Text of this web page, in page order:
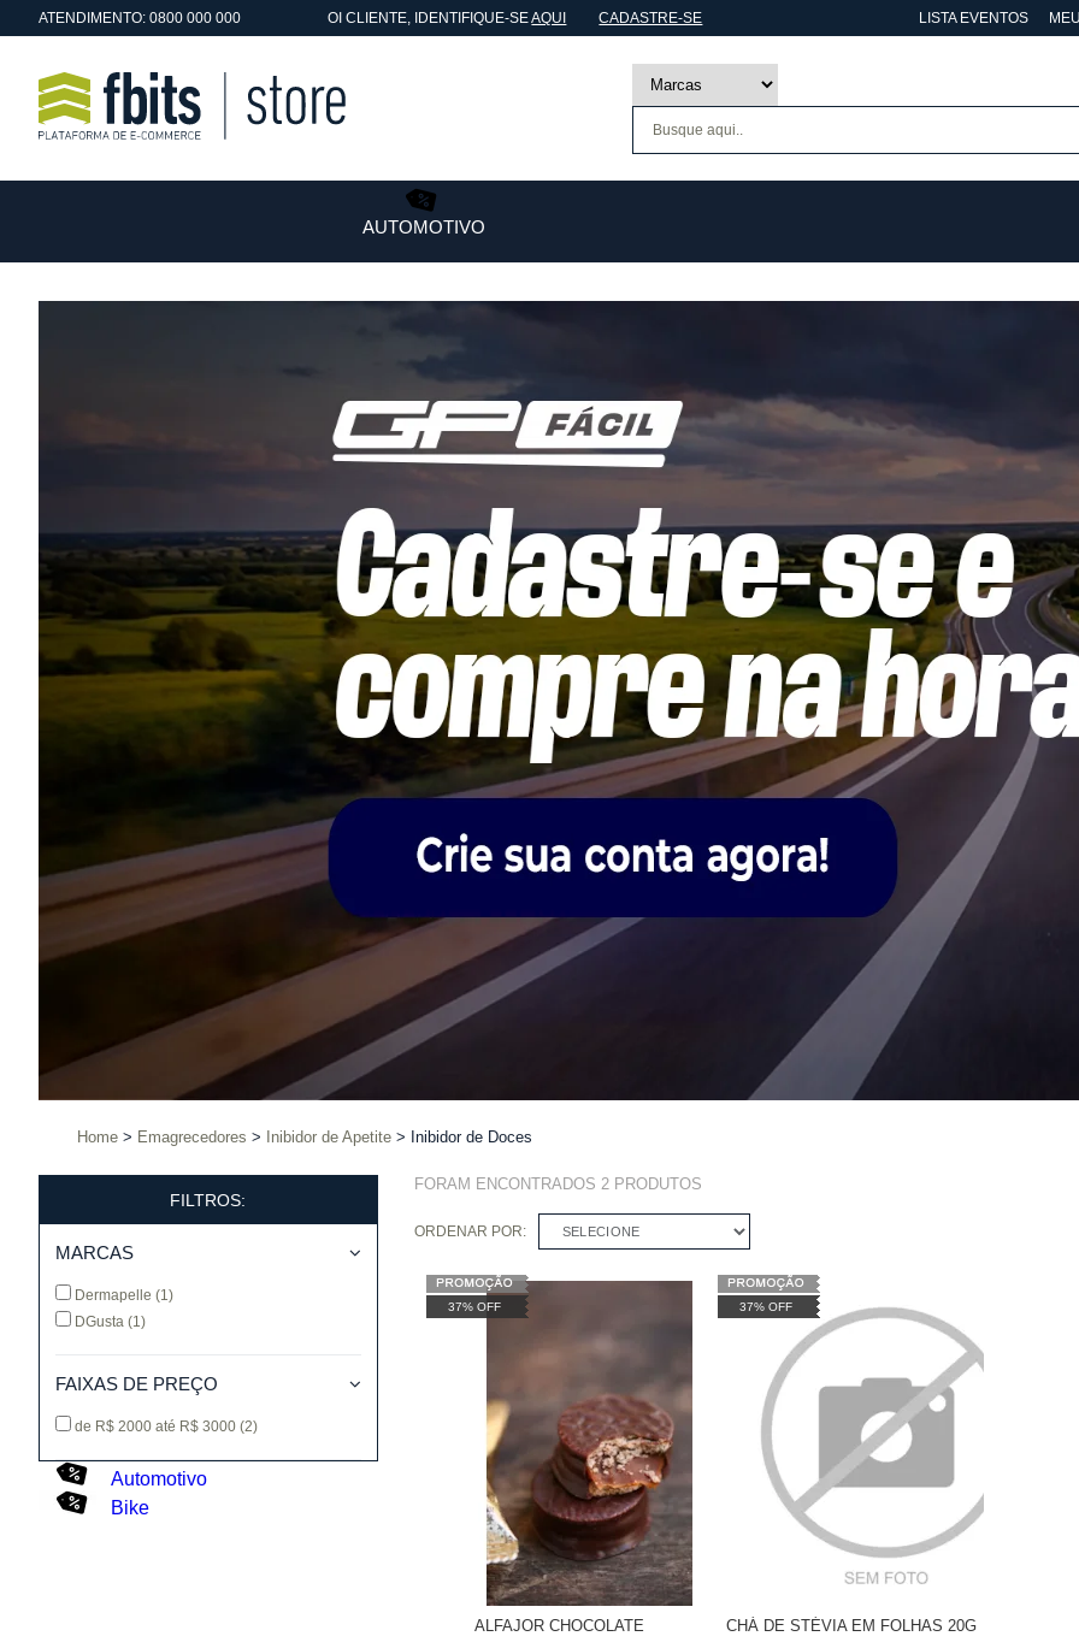
ATENDIMENTO: 0800 000 000 OICLIENTE, IDENTIFIQUE-SEAQUI CADASTRE-SE LISTA EVENTOS
AUTOMOTIVO
Home Emagrecedores Inibidor de Apetite Inibidor de Doces
FILTROS:
MARCAS
Dermapelle (1)
DGusta (1)
FAIXAS DE PREÇO
de R$ 2000 até R$ 3000 (2)
Automotivo
Bike
FORAM ENCONTRADOS 2PRODUTOS
ORDENAR POR: SELECIONE
37% OFF
ALFAJOR CHOCOLATE
37% OFF
CHÁ DE STÉVIA EM FOLHAS 20G